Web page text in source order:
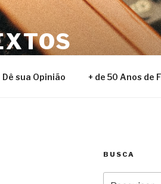
Dê sua Opinião + de 50 Anos de
BUSCA